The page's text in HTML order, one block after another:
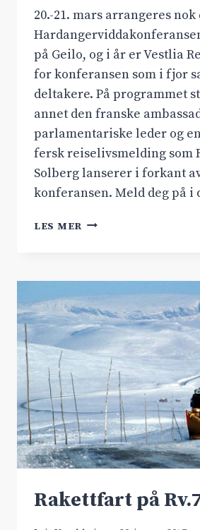
20.-21. mars arrangeres nok
på Geilo, og i år er Vestlia
for konferansen som i fjor
deltakere. På programmet
annet den franske
parlamentariske leder og
fersk reiselivsmelding som
Solberg lanserer i forkant
konferansen. Meld deg på i
LES MER VELKOMMEN
MARS!
Rakettfart på